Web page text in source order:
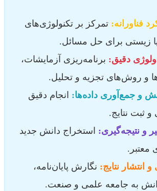
تمرکز بر تکنولوژی‌های
زیستی برای حل مسائل.
برنامه‌ریزی آزمایشات،
و روش‌های تجزیه و تحلیل.
انجام دقیق
ثبت نتایج.
استخراج دانش جدید
معتبر.
نگارش پایان‌نامه،
دانش به جامعه علمی و صنعت.